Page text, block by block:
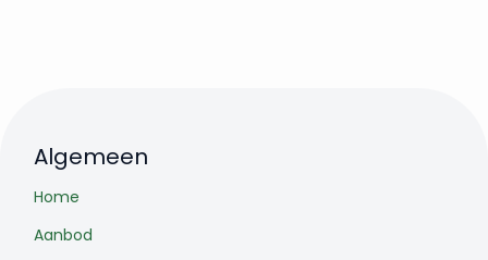
Algemeen
Home
Aanbod